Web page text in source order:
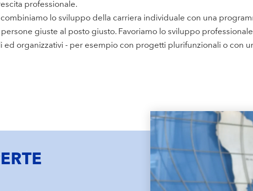
professionale.
lo sviluppo della carriera individuale con una
giuste al posto giusto. Favoriamo lo sviluppo
ed organizzativi - per esempio con progetti plurifunzionali o con